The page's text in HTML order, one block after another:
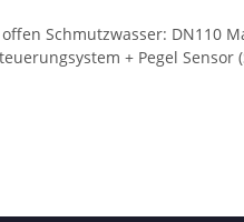
Schmutzwasser: DN110
+ Pegel Sensor